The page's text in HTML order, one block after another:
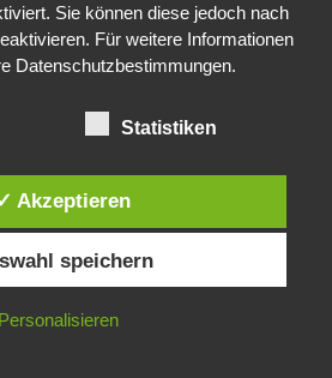
der Kubushäuser
2015
Lüge (1/8 Teil)
Durch die weitere Nutzung dieser
von Cookies zu.
IN ORDNUNG
Sie können diese jedoch nach
Für weitere Informationen
Datenschutzbestimmungen.
Statistiken
Akzeptieren
speichern
Personalisieren